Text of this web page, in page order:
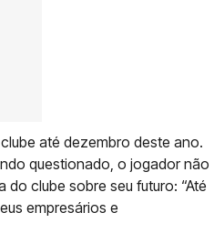
até dezembro deste ano.
questionado, o jogador não
clube sobre seu futuro: “Até
empresários e